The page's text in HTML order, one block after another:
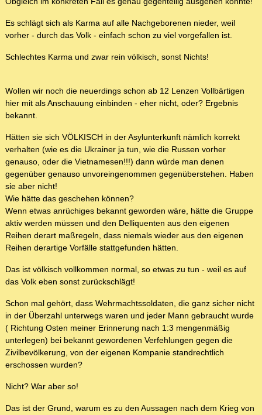
Es schlägt sich als Karma auf alle Nachgeborenen nieder, weil
vorher - durch das Volk - einfach schon zu viel vorgefallen ist.
Schlechtes Karma und zwar rein völkisch, sonst Nichts!
Wollen wir noch die neuerdings schon ab 12 Lenzen Vollbärtigen
hier mit als Anschauung einbinden - eher nicht, oder? Ergebnis
bekannt.
Hätten sie sich VÖLKISCH in der Asylunterkunft nämlich korrekt
verhalten (wie es die Ukrainer ja tun, wie die Russen vorher
genauso, oder die Vietnamesen!!!) dann würde man denen
gegenüber genauso unvoreingenommen gegenüberstehen. Haben
sie aber nicht!
Wie hätte das geschehen können?
Wenn etwas anrüchiges bekannt geworden wäre, hätte die Gruppe
aktiv werden müssen und den Delliquenten aus den eigenen
Reihen derart maßregeln, dass niemals wieder aus den eigenen
Reihen derartige Vorfälle stattgefunden hätten.
Das ist völkisch vollkommen normal, so etwas zu tun - weil es auf
das Volk eben sonst zurückschlägt!
Schon mal gehört, dass Wehrmachtssoldaten, die ganz sicher nicht
in der Überzahl unterwegs waren und jeder Mann gebraucht wurde
( Richtung Osten meiner Erinnerung nach 1:3 mengenmäßig
unterlegen) bei bekannt gewordenen Verfehlungen gegen die
Zivilbevölkerung, von der eigenen Kompanie standrechtlich
erschossen wurden?
Nicht? War aber so!
Das ist der Grund, warum es zu den Aussagen nach dem Krieg von